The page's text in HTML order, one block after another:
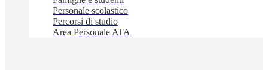
Personale scolastico
Percorsi di studio
Area Personale ATA